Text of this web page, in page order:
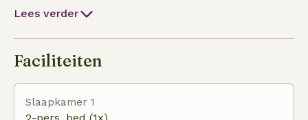
collectie dieren. De nabijgelegen Rijn biedt
fietstochten langs de rivier. Deze regio biedt een
perfecte combinatie van natuur, avontuur en
Lees verder
Faciliteiten
Slaapkamer 1